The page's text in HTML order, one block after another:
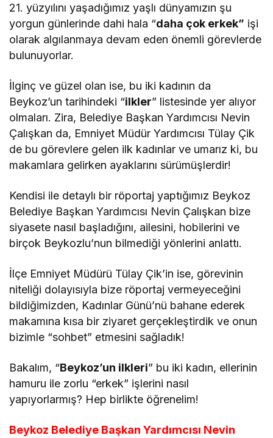
21. yüzyılını yaşadığımız yaşlı dünyamızın şu
yorgun günlerinde dahi hala “daha çok erkek” işi
olarak algılanmaya devam eden önemli görevlerde
bulunuyorlar.
İlginç ve güzel olan ise, bu iki kadının da
Beykoz’un tarihindeki “ilkler” listesinde yer alıyor
olmaları. Zira, Belediye Başkan Yardımcısı Nevin
Çalışkan da, Emniyet Müdür Yardımcısı Tülay Çik
de bu görevlere gelen ilk kadınlar ve umarız ki, bu
makamlara gelirken ayaklarını sürümüşlerdir!
Kendisi ile detaylı bir röportaj yaptığımız Beykoz
Belediye Başkan Yardımcısı Nevin Çalışkan bize
siyasete nasıl başladığını, ailesini, hobilerini ve
birçok Beykozlu’nun bilmediği yönlerini anlattı.
İlçe Emniyet Müdürü Tülay Çik’in ise, görevinin
niteliği dolayısıyla bize röportaj vermeyeceğini
bildiğimizden, Kadınlar Günü’nü bahane ederek
makamına kısa bir ziyaret gerçekleştirdik ve onun
bizimle “sohbet” etmesini sağladık!
Bakalım, “Beykoz’un ilkleri” bu iki kadın, ellerinin
hamuru ile zorlu “erkek” işlerini nasıl
yapıyorlarmış? Hep birlikte öğrenelim!
Beykoz Belediye Başkan Yardımcısı Nevin